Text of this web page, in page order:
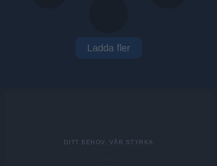
Ladda fler
DITT BEHOV, VÅR STYRKA